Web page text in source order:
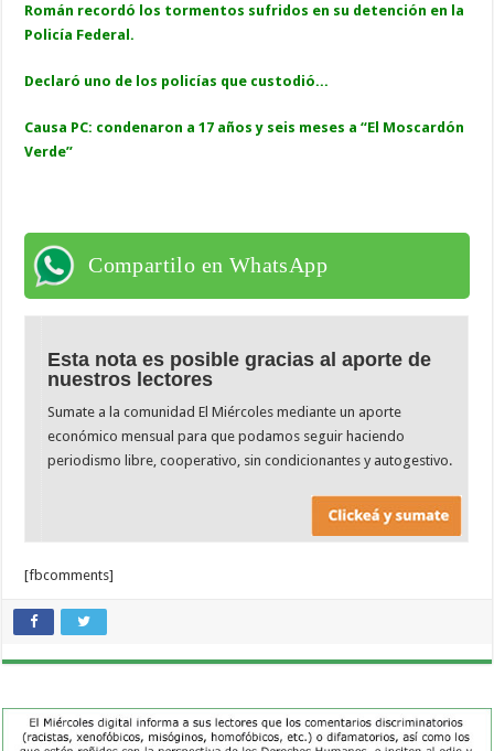
Román recordó los tormentos sufridos en su detención en la
Policía Federal.
Declaró uno de los policías que custodió...
Causa PC: condenaron a 17 años y seis meses a “El Moscardón
Verde”
Compartilo en WhatsApp
Esta nota es posible gracias al aporte de
nuestros lectores
Sumate a la comunidad El Miércoles mediante un aporte
económico mensual para que podamos seguir haciendo
periodismo libre, cooperativo, sin condicionantes y autogestivo.
[fbcomments]